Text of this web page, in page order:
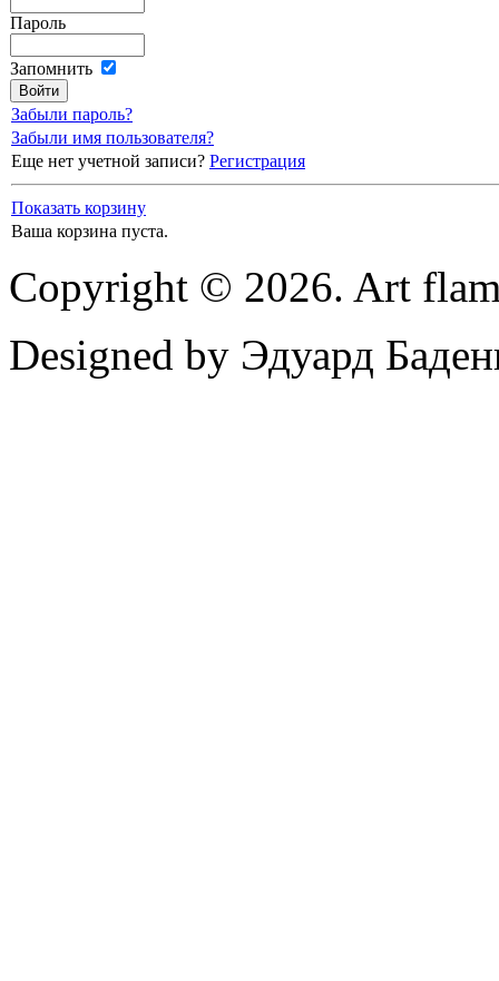
Пароль
Запомнить
Забыли пароль?
Забыли имя пользователя?
Еще нет учетной записи? Регистрация
Показать корзину
Ваша корзина пуста.
Copyright © 2026. Art
Designed by Эдуард